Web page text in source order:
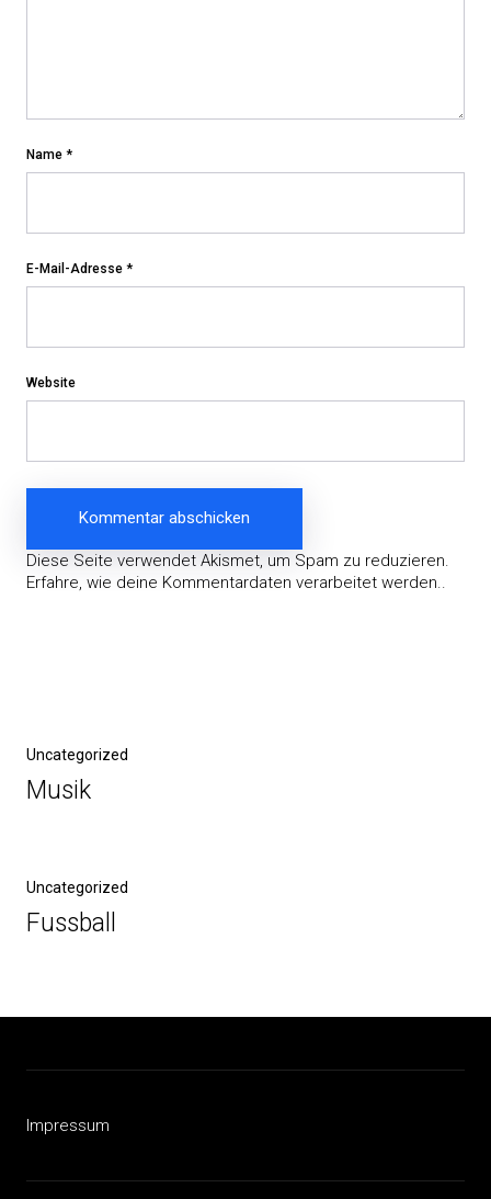
Name *
E-Mail-Adresse *
Website
Diese Seite verwendet Akismet, um Spam zu reduzieren.
Erfahre, wie deine Kommentardaten verarbeitet werden..
Vorheriger
Beitrag
Uncategorized
Musik
Nächster
Beitrag
Uncategorized
Fussball
Impressum